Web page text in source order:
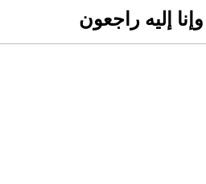
وإنا إليه راجعون